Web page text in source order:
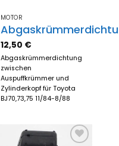
MOTOR
12,50 €
Abgaskrümmerdichtung
zwischen
Auspuffkrümmer und
Zylinderkopf für Toyota
BJ70,73,75 11/84-8/88